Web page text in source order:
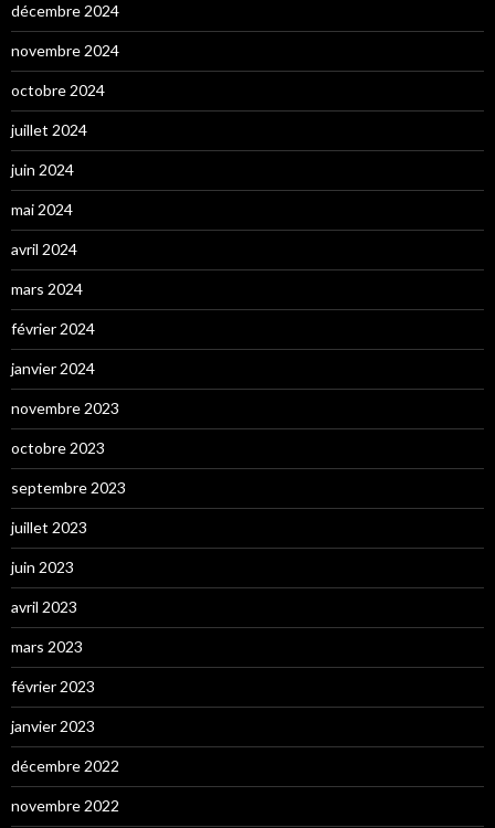
décembre 2024
novembre 2024
octobre 2024
juillet 2024
juin 2024
mai 2024
avril 2024
mars 2024
février 2024
janvier 2024
novembre 2023
octobre 2023
septembre 2023
juillet 2023
juin 2023
avril 2023
mars 2023
février 2023
janvier 2023
décembre 2022
novembre 2022